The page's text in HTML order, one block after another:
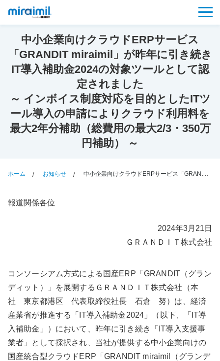
中小企業向けクラウドERPサービス
「GRANDIT miraimil」が昨年に引き続き
IT導入補助金2024の対象ツールとして認
定されました
～ インボイス制度対応を目的としたITツ
ール導入の申請によりクラウド利用料を
最大2年分補助（総費用の最大2/3・350万
円補助） ～
ホーム お知らせ 中小企業向けクラウドERPサービス「GRANDIT miraimil」が昨年に引き続きIT導入補助金2024の対象ツールとして認定されました～ インボイス制度対応を目的としたITツール導入の申請によりクラウド利用料を最大2年分補助（総費用の最大2/3・350万円補助） ～
報道関係各位
2024年3月21日
ＧＲＡＮＤＩＴ株式会社
コンソーシアム方式による国産ERP「GRANDIT（グラン
ディット）」を展開するＧＲＡＮＤＩＴ株式会社（本
社 東京都港区 代表取締役社長 石倉 努）は、経済
産業省が推進する「IT導入補助金2024」（以下、「IT導
入補助金」）において、昨年に引き続き「IT導入支援事
業者」として採択され、当社が提供する中小企業向けの
国産統合型クラウドERP「GRANDIT miraimil（グランデ